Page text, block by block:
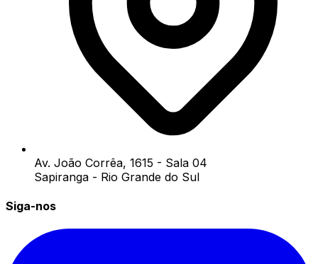
Av. João Corrêa, 1615 - Sala 04
Sapiranga - Rio Grande do Sul
Siga-nos